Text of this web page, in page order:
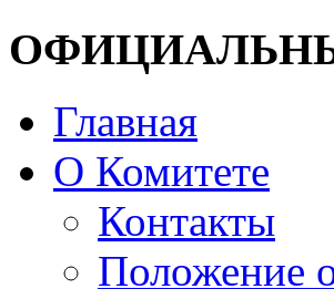
Главная
О Комитете
Контакты
Положение